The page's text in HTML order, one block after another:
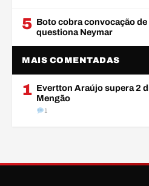
5 Boto cobra convocação de
questiona Neymar
MAIS COMENTADAS
1 Evertton Araújo supera 2
Mengão
1